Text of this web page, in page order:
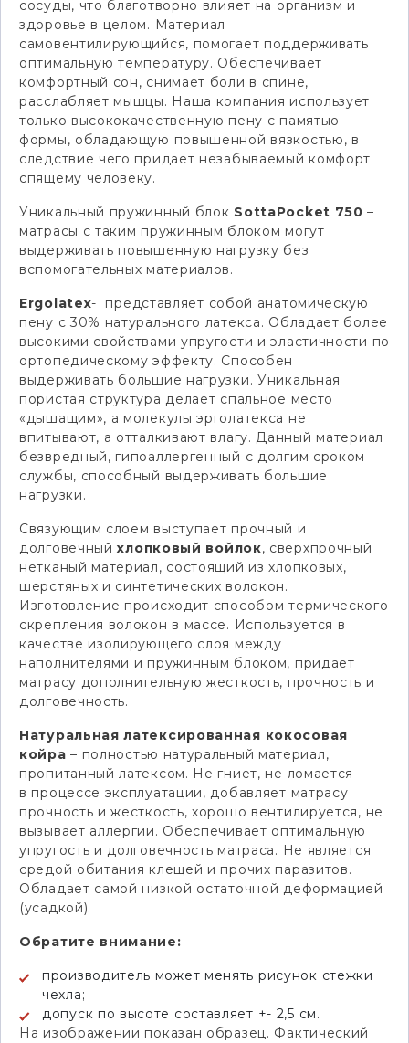
сосуды, что благотворно влияет на организм и
здоровье в целом. Материал
самовентилирующийся, помогает поддерживать
оптимальную температуру. Обеспечивает
комфортный сон, снимает боли в спине,
расслабляет мышцы. Наша компания использует
только высококачественную пену с памятью
формы, обладающую повышенной вязкостью, в
следствие чего придает незабываемый комфорт
спящему человеку.
Уникальный пружинный блок SottaPocket 750 –
матрасы с таким пружинным блоком могут
выдерживать повышенную нагрузку без
вспомогательных материалов.
Ergolatex- представляет собой анатомическую
пену с 30% натурального латекса. Обладает более
высокими свойствами упругости и эластичности по
ортопедическому эффекту. Способен
выдерживать большие нагрузки. Уникальная
пористая структура делает спальное место
«дышащим», а молекулы эрголатекса не
впитывают, а отталкивают влагу. Данный материал
безвредный, гипоаллергенный с долгим сроком
службы, способный выдерживать большие
нагрузки.
Связующим слоем выступает прочный и
долговечныйхлопковый войлок, сверхпрочный
нетканый материал, состоящий из хлопковых,
шерстяных и синтетических волокон.
Изготовление происходит способом термического
скрепления волокон в массе. Используется в
качестве изолирующего слоя между
наполнителями и пружинным блоком, придает
матрасу дополнительную жесткость, прочность и
долговечность.
Натуральная латексированная кокосовая
койра – полностью натуральный материал,
пропитанный латексом. Не гниет, не ломается
в процессе эксплуатации, добавляет матрасу
прочность и жесткость, хорошо вентилируется, не
вызывает аллергии. Обеспечивает оптимальную
упругость и долговечность матраса. Не является
средой обитания клещей и прочих паразитов.
Обладает самой низкой остаточной деформацией
(усадкой).
Обратите внимание:
производитель может менять рисунок стежки
чехла;
допуск по высоте составляет +- 2,5 см.
На изображении показан образец. Фактический